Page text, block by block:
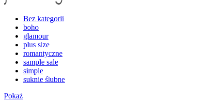
Bez kategorii
boho
glamour
plus size
romantyczne
sample sale
simple
suknie ślubne
Pokaż